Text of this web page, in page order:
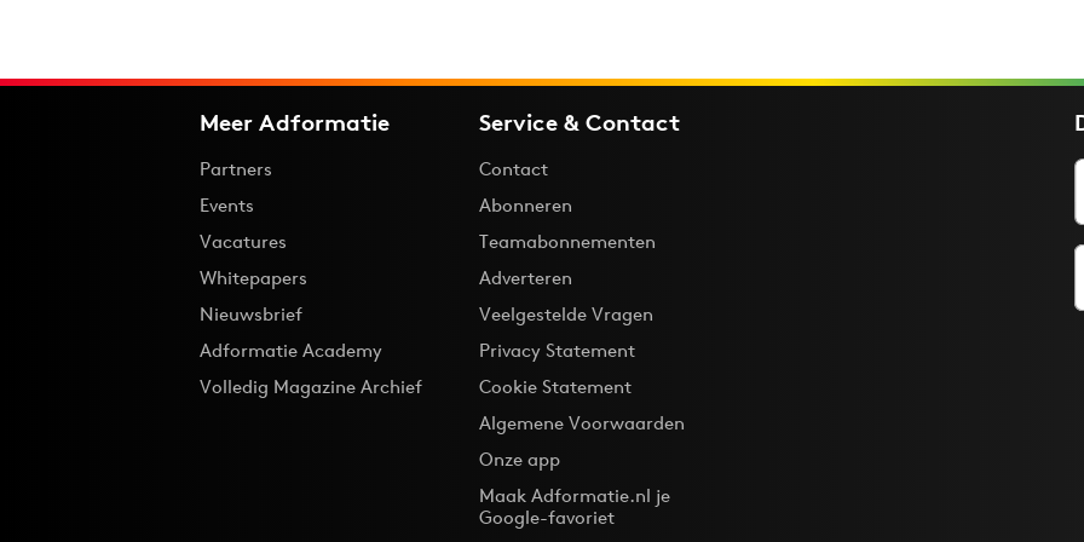
Meer Adformatie
Partners
Events
Vacatures
Whitepapers
Nieuwsbrief
Adformatie Academy
Volledig Magazine Archief
Service & Contact
Contact
Abonneren
Teamabonnementen
Adverteren
Veelgestelde Vragen
Privacy Statement
Cookie Statement
Algemene Voorwaarden
Onze app
Maak Adformatie.nl je
Google-favoriet